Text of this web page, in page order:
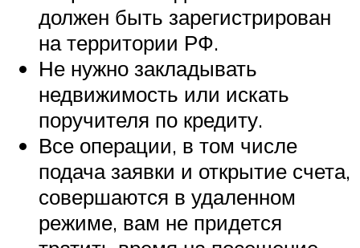
должен быть зарегистрирован
на территории РФ.
Не нужно закладывать
недвижимость или искать
поручителя по кредиту.
Все операции, в том числе
подача заявки и открытие счета,
совершаются в удаленном
режиме, вам не придется